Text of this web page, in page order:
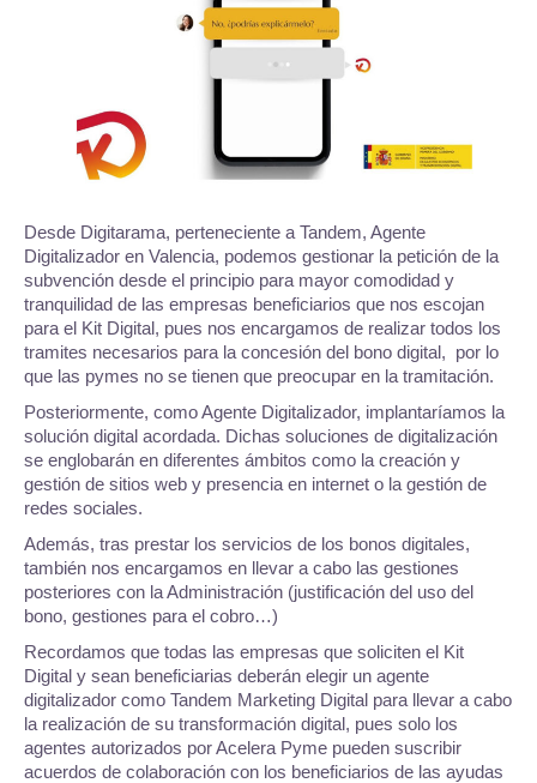
Desde Digitarama, perteneciente a Tandem, Agente
Digitalizador en Valencia, podemos gestionar la petición de la
subvención desde el principio para mayor comodidad y
tranquilidad de las empresas beneficiarios que nos escojan
para el Kit Digital, pues nos encargamos de realizar todos los
tramites necesarios para la concesión del bono digital, por lo
que las pymes no se tienen que preocupar en la tramitación.
Posteriormente, como Agente Digitalizador, implantaríamos la
solución digital acordada. Dichas soluciones de digitalización
se englobarán en diferentes ámbitos como la creación y
gestión de sitios web y presencia en internet o la gestión de
redes sociales.
Además, tras prestar los servicios de los bonos digitales,
también nos encargamos en llevar a cabo las gestiones
posteriores con la Administración (justificación del uso del
bono, gestiones para el cobro…)
Recordamos que todas las empresas que soliciten el Kit
Digital y sean beneficiarias deberán elegir un agente
digitalizador como Tandem Marketing Digital para llevar a cabo
la realización de su transformación digital, pues solo los
agentes autorizados por Acelera Pyme pueden suscribir
acuerdos de colaboración con los beneficiarios de las ayudas